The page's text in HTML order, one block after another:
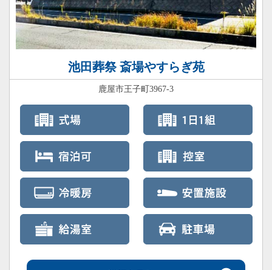
池田葬祭 斎場やすらぎ苑
鹿屋市王子町3967-3